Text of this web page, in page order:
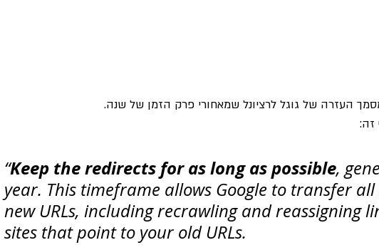
העזרה של גוגל לרציונל שמאחורי פרק הזמן של שנה.
זה:
“Keep the redirects for as long as possible,
year. This timeframe allows Google to transfer
new URLs, including recrawling and reassigning
sites that point to your old URLs.